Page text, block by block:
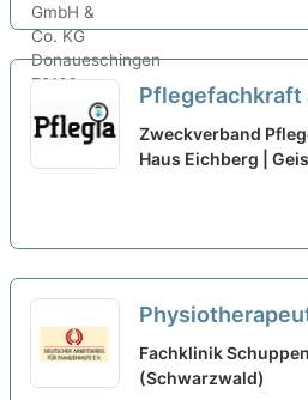
Pflegefachkraft
(m/w/d) in
Sichern Sie sich
Zweckverband
Haus Eichberg |
Teilzeit -
Urlaub machen!
Fachklinik
(Schwarzwald)